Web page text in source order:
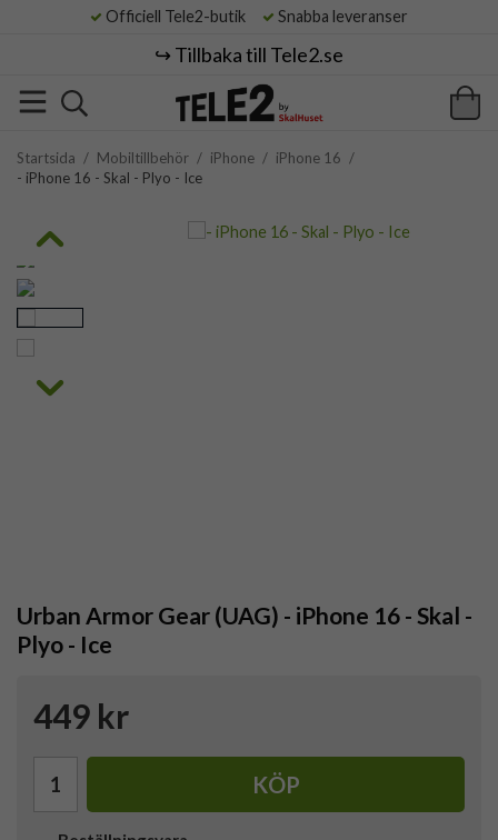
Officiell Tele2-butik Snabba leveranser
↪️ Tillbaka till Tele2.se
Startsida / Mobiltillbehör / iPhone / iPhone 16 /
- iPhone 16 - Skal - Plyo - Ice
Urban Armor Gear (UAG) - iPhone 16 - Skal -
Plyo - Ice
449 kr
KÖP